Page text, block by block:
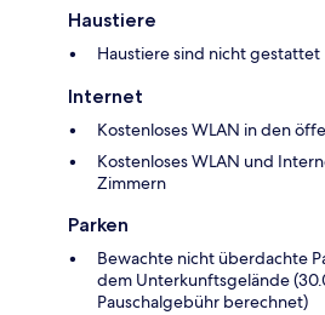
Haustiere
Haustiere sind nicht gestattet
Internet
Kostenloses WLAN in den
Kostenloses WLAN und
Zimmern
Parken
Bewachte nicht überdachte
dem Unterkunftsgelände
Pauschalgebühr berechnet)